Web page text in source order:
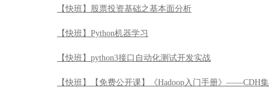
【快班】股票投资基础之基本面分析
【快班】Python机器学习
【快班】python3接口自动化测试开发实战
【快班】【免费公开课】《Hadoop入门手册》——CDH